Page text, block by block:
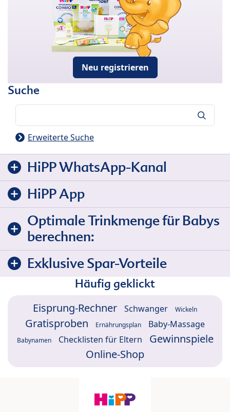
Neu registrieren
Suche
Erweiterte Suche
HiPP WhatsApp-Kanal
HiPP App
Optimale Trinkmenge für Babys
berechnen:
Exklusive Spar-Vorteile
Häufig geklickt
Eisprung-Rechner Schwanger Wickeln
Gratisproben Ernährungsplan Baby-Massage
Babynamen Checklisten für Eltern
Gewinnspiele
Online-Shop